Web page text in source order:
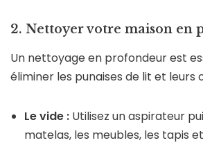
2. Nettoyer votre maison en
Un nettoyage en profondeur est
éliminer les punaises de lit et leurs
Le vide : Utilisez un aspirateur
matelas, les meubles, les tapis